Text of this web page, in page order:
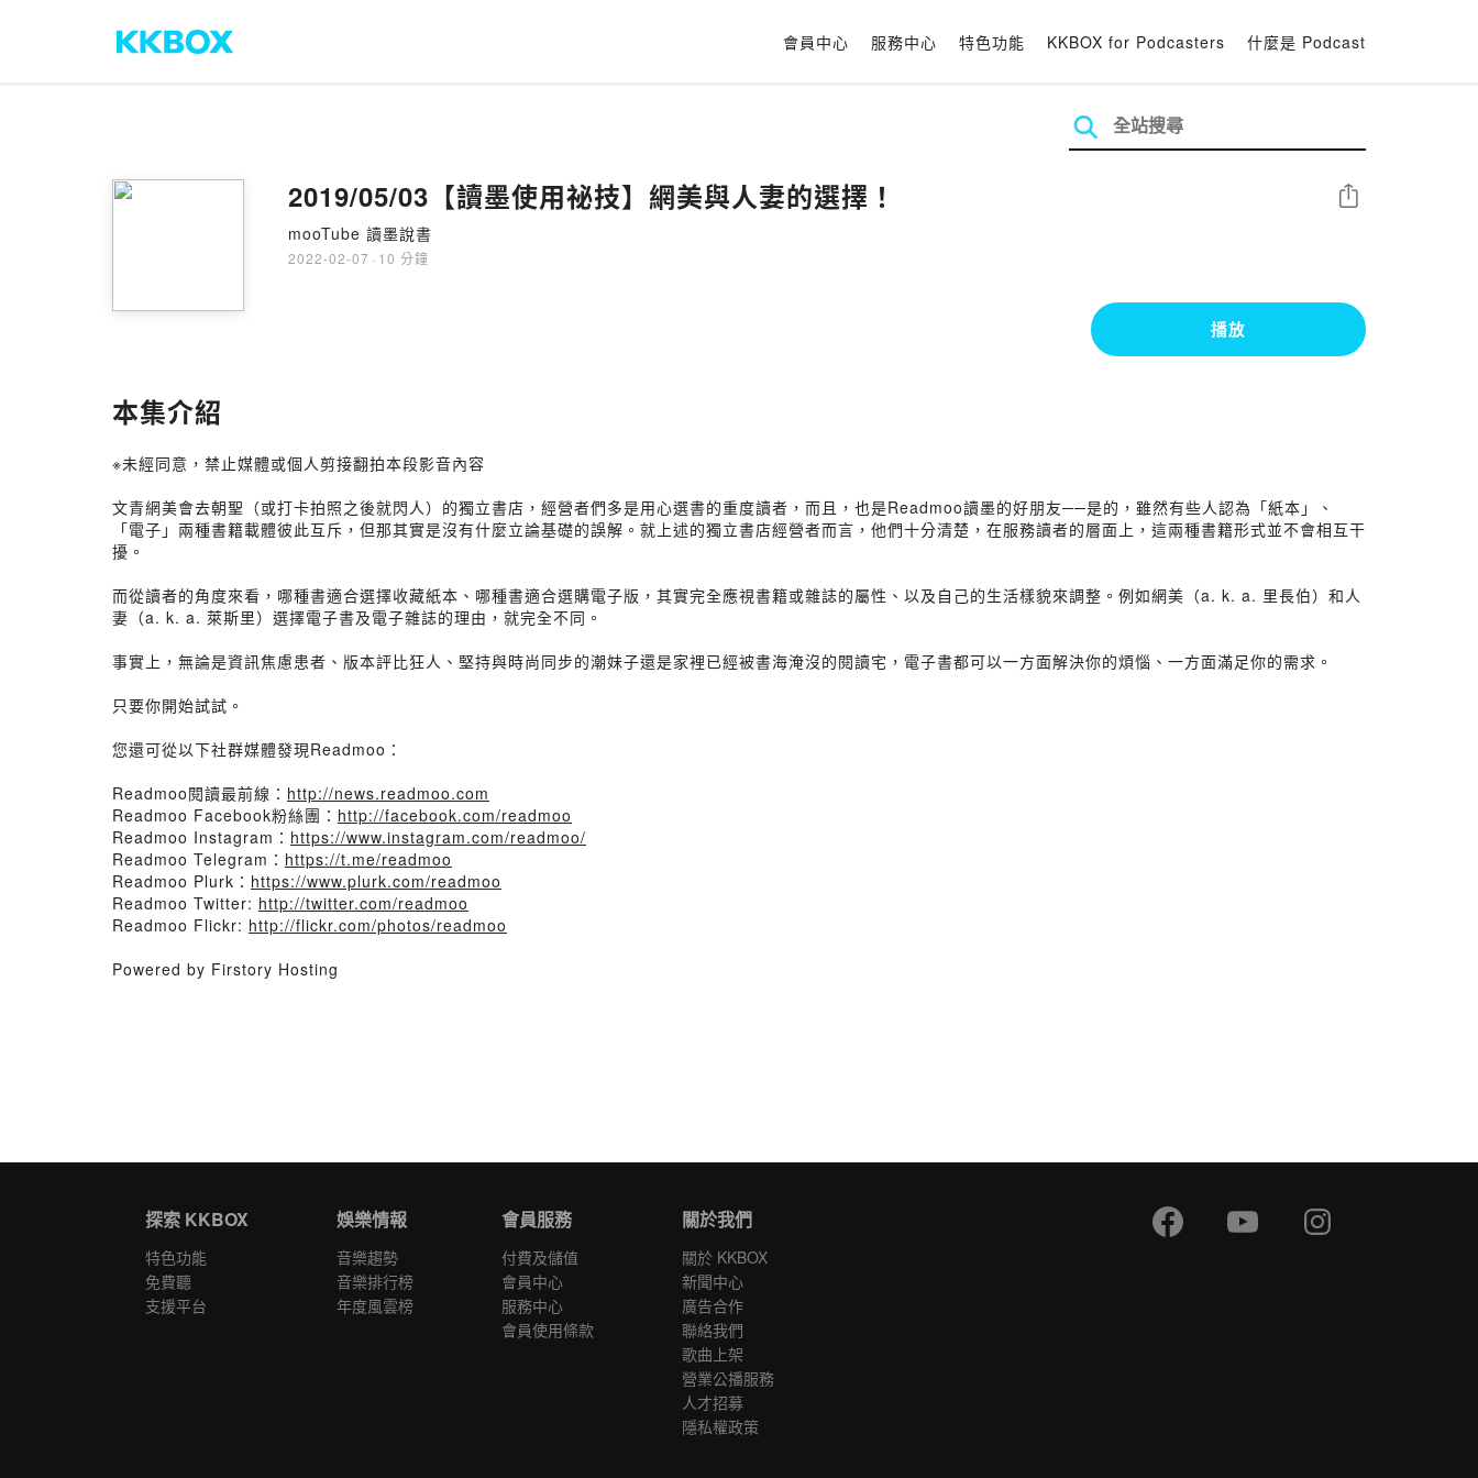
會員中心 服務中心 特色功能 KKBOX for Podcasters 什麼是 Podcast
2019/05/03【讀墨使用祕技】網美與人妻的選擇！
mooTube 讀墨說書
2022-02-07 · 10 分鐘
分享
播放
本集介紹
※未經同意，禁止媒體或個人剪接翻拍本段影音內容
文青網美會去朝聖（或打卡拍照之後就閃人）的獨立書店，經營者們多是用心選書的重度讀者，而且，也是Readmoo讀墨的好朋友──是的，雖然有些人認為「紙本」、
「電子」兩種書籍載體彼此互斥，但那其實是沒有什麼立論基礎的誤解。就上述的獨立書店經營者而言，他們十分清楚，在服務讀者的層面上，這兩種書籍形式並不會相互干
擾。
而從讀者的角度來看，哪種書適合選擇收藏紙本、哪種書適合選購電子版，其實完全應視書籍或雜誌的屬性、以及自己的生活樣貌來調整。例如網美（a. k. a. 里長伯）和人
妻（a. k. a. 萊斯里）選擇電子書及電子雜誌的理由，就完全不同。
事實上，無論是資訊焦慮患者、版本評比狂人、堅持與時尚同步的潮妹子還是家裡已經被書海淹沒的閱讀宅，電子書都可以一方面解決你的煩惱、一方面滿足你的需求。
只要你開始試試。
您還可從以下社群媒體發現Readmoo：
Readmoo閱讀最前線： http://news.readmoo.com
Readmoo Facebook粉絲團： http://facebook.com/readmoo
Readmoo Instagram： https://www.instagram.com/readmoo/
Readmoo Telegram： https://t.me/readmoo
Readmoo Plurk： https://www.plurk.com/readmoo
Readmoo Twitter: http://twitter.com/readmoo
Readmoo Flickr: http://flickr.com/photos/readmoo
Powered by Firstory Hosting
探索 KKBOX
特色功能
免費聽
支援平台
娛樂情報
音樂趨勢
音樂排行榜
年度風雲榜
會員服務
付費及儲值
會員中心
服務中心
會員使用條款
關於我們
關於 KKBOX
新聞中心
廣告合作
聯絡我們
歌曲上架
營業公播服務
人才招募
隱私權政策